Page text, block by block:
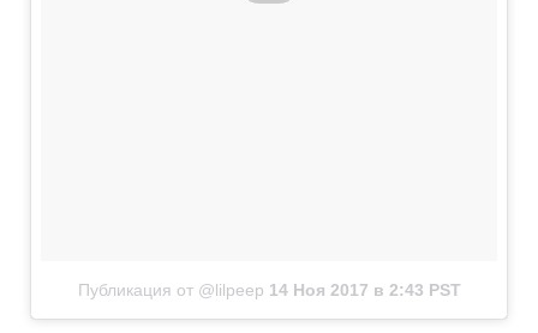
Публикация от @lilpeep 14 Ноя 2017 в 2:43 PST